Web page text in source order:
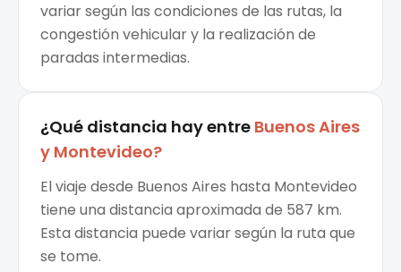
variar según las condiciones de las rutas, la
congestión vehicular y la realización de
paradas intermedias.
¿Qué distancia hay entre Buenos Aires
y Montevideo?
El viaje desde Buenos Aires hasta Montevideo
tiene una distancia aproximada de 587 km.
Esta distancia puede variar según la ruta que
se tome.